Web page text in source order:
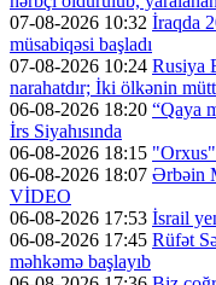
07-08-2026 10:32 İraqda
müsabiqəsi başladı
07-08-2026 10:24 Rusiya
narahatdır; İki ölkənin
06-08-2026 18:20 “Qaya
İrs Siyahısında
06-08-2026 18:15
06-08-2026 18:07 Ərbəin
VİDEO
06-08-2026 17:53 İsrail
06-08-2026 17:45 Rüfət
məhkəmə başlayıb